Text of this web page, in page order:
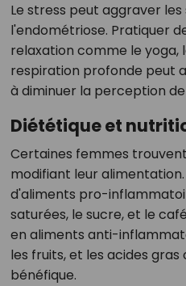
Le stress peut aggraver
l'endométriose. Pratiquer
relaxation comme le yoga,
respiration profonde peut
à diminuer la perception
Diététique et
Certaines femmes
modifiant leur
d'aliments pro-
saturées, le sucre, et le
en aliments anti-
les fruits, et les acides
bénéfique.